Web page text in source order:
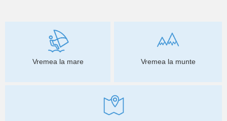
Vremea la mare Vremea la munte